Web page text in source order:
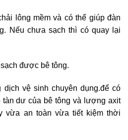
lông mềm và có thể giúp đàn
Nếu chưa sạch thì có quay lại
được bê tông.
vệ sinh chuyên dụng.để có
tàn dư của bê tông và lượng axit
vừa an toàn vừa tiết kiệm thời